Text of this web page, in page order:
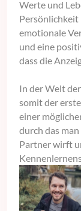
Werte und
Persönlichkeit
emotionale
und eine
dass die
In der Welt
somit der
einer
durch das
Partner wirft